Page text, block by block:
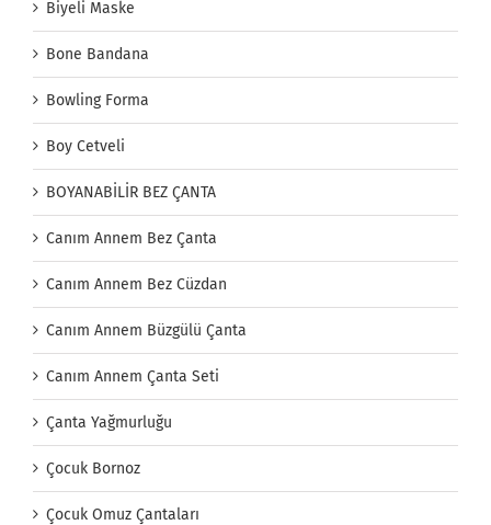
Biyeli Maske
Bone Bandana
Bowling Forma
Boy Cetveli
BOYANABİLİR BEZ ÇANTA
Canım Annem Bez Çanta
Canım Annem Bez Cüzdan
Canım Annem Büzgülü Çanta
Canım Annem Çanta Seti
Çanta Yağmurluğu
Çocuk Bornoz
Çocuk Omuz Çantaları